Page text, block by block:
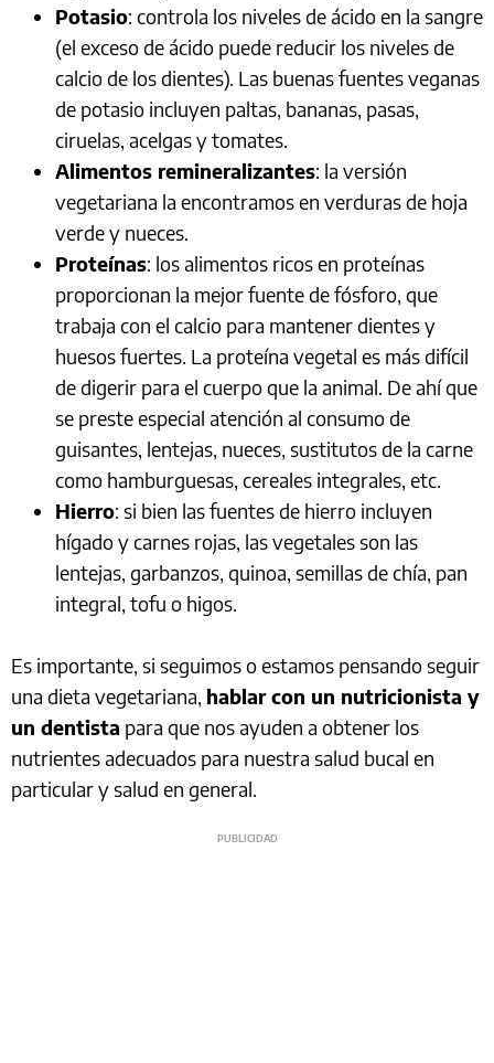
Potasio: controla los niveles de ácido en la sangre
(el exceso de ácido puede reducir los niveles de
calcio de los dientes). Las buenas fuentes veganas
de potasio incluyen paltas, bananas, pasas,
ciruelas, acelgas y tomates.
Alimentos remineralizantes: la versión
vegetariana la encontramos en verduras de hoja
verde y nueces.
Proteínas: los alimentos ricos en proteínas
proporcionan la mejor fuente de fósforo, que
trabaja con el calcio para mantener dientes y
huesos fuertes. La proteína vegetal es más difícil
de digerir para el cuerpo que la animal. De ahí que
se preste especial atención al consumo de
guisantes, lentejas, nueces, sustitutos de la carne
como hamburguesas, cereales integrales, etc.
Hierro: si bien las fuentes de hierro incluyen
hígado y carnes rojas, las vegetales son las
lentejas, garbanzos, quinoa, semillas de chía, pan
integral, tofu o higos.
Es importante, si seguimos o estamos pensando seguir
una dieta vegetariana, hablar con un nutricionista y
un dentista para que nos ayuden a obtener los
nutrientes adecuados para nuestra salud bucal en
particular y salud en general.